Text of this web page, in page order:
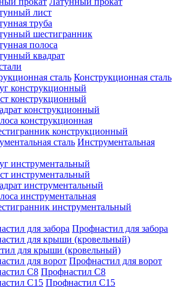
лист
труба
шестигранник
полоса
квадрат
Конструкционная сталь
конструкционный
конструкционный
конструкционный
конструкционная
конструкционный
Инструментальная
инструментальный
инструментальный
инструментальный
инструментальная
инструментальный
Профнастил для забора
для крыши (кровельный)
Профнастил для ворот
Профнастил С8
Профнастил С15